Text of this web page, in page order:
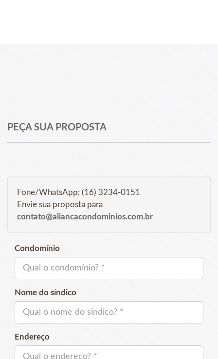
PEÇA SUA PROPOSTA
Fone/WhatsApp: (16) 3234-0151
Envie sua proposta para
contato@aliancacondominios.com.br
Condomínio
Nome do síndico
Endereço